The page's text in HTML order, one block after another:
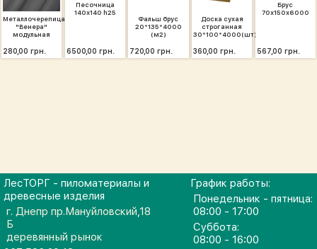
Металлочерепица
"Венера"
модульная
280,00 грн.
Песочница
140х140 h25
6500,00 грн.
Фальш брус
20*135*4000
(м2)
720,00 грн.
Доска сухая
строганная
30*100*4000(шт)
360,00 грн.
Брус
70х150х6000
567,00 грн.
ЛесТОРГ - пиломатериалы и
древесные изделия
г. Днепр пр.Мануйловский,18
Б
деревянный рынок
График работы:
Понедельник - пятница:
08:00 - 17:00
Суббота:
08:00 - 16:00